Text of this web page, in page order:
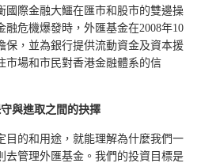
國際金融大鱷在匯市和股市的雙邊操
危機爆發時，外匯基金在2008年10
保，並為銀行提供流動資金及資本援
市場和市民對香港金融體系的信
與進取之間的抉擇
目的和用途，就能理解為什麼我們一
去管理外匯基金。我們的投資目標是